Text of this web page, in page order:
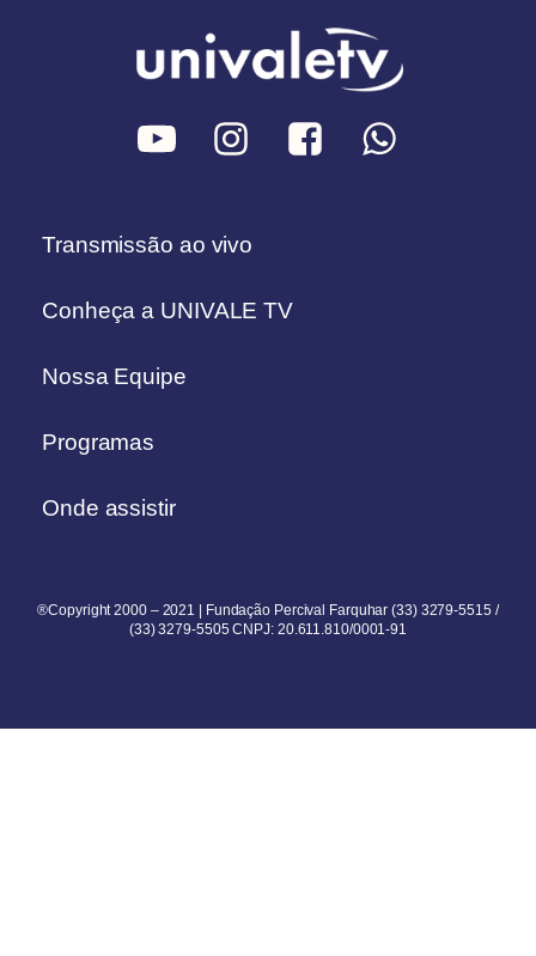
Transmissão ao vivo
Conheça a UNIVALE TV
Nossa Equipe
Programas
Onde assistir
®Copyright 2000 – 2021 | Fundação Percival Farquhar (33) 3279-5515 /
(33) 3279-5505 CNPJ: 20.611.810/0001-91